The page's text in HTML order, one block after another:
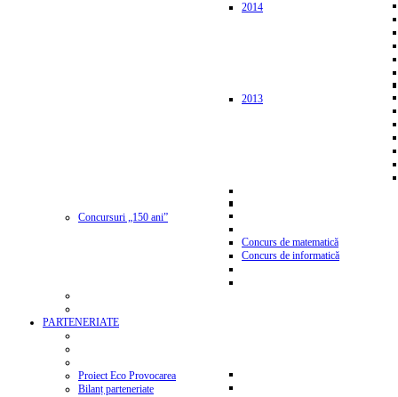
2014
2013
Concursuri „150 ani”
Concurs de matematică
Concurs de informatică
PARTENERIATE
Proiect Eco Provocarea
Bilanț parteneriate